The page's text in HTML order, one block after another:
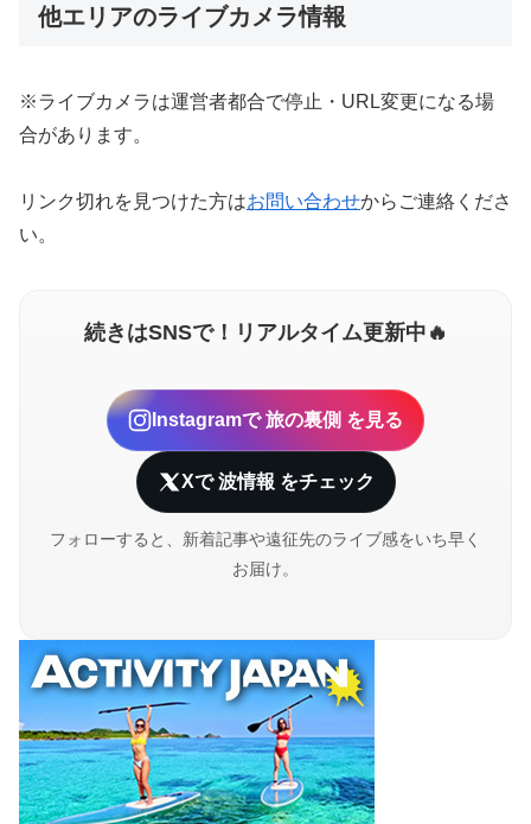
他エリアのライブカメラ情報
※ライブカメラは運営者都合で停止・URL変更になる場
合があります。
リンク切れを見つけた方はお問い合わせからご連絡くださ
い。
続きはSNSで！リアルタイム更新中🔥
Instagramで旅の裏側 を見る
Xで波情報 をチェック
フォローすると、新着記事や遠征先のライブ感をいち早く
お届け。